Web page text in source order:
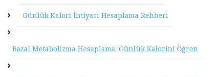
Günlük Kalori İhtiyacı Hesaplama Rehberi
Bazal Metabolizma Hesaplama: Günlük Kalorini Öğren